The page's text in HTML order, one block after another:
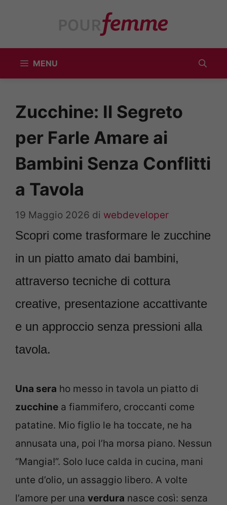
MENU
Zucchine: Il Segreto
per Farle Amare ai
Bambini Senza Conflitti
a Tavola
19 Maggio 2026 di webdeveloper
Scopri come trasformare le zucchine
in un piatto amato dai bambini,
attraverso tecniche di cottura
creative, presentazione accattivante
e un approccio senza pressioni alla
tavola.
Una sera ho messo in tavola un piatto di
zucchine a fiammifero, croccanti come
patatine. Mio figlio le ha toccate, ne ha
annusata una, poi l’ha morsa piano. Nessun
“Mangia!”. Solo luce calda in cucina, mani
unte d’olio, un assaggio libero. A volte
l’amore per una verdura nasce così: senza